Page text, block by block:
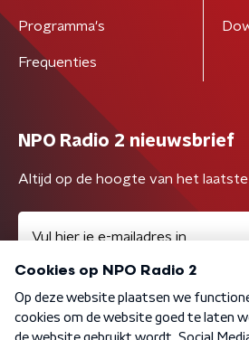
Programma's
Frequenties
NPO Radio 2 nieuwsbrief
Altijd op de hoogte van het laatste